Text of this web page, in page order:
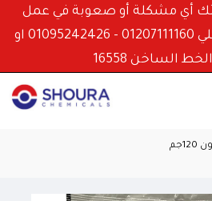
أي مشكلة أو صعوبة في عمل
الأوردر برجاء الأتصال علي 01207111160 - 01095242426 او
الساخن 16558